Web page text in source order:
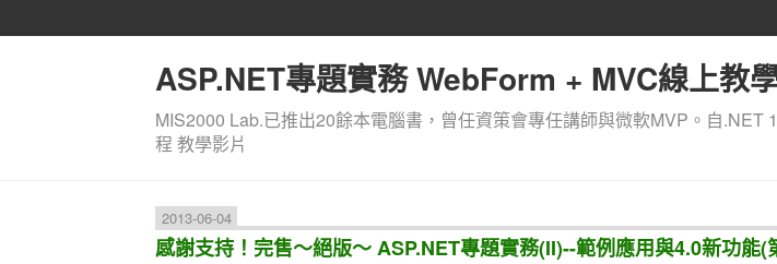
ASP.NET專題實務 WebForm + MVC線上教
MIS2000 Lab.已推出20餘本電腦書，曾任資策會專任講師與微軟MVP。自
程 教學影片
2013-06-04
感謝支持！完售～絕版～ ASP.NET專題實務(II)--範例應用與4.0新功能(